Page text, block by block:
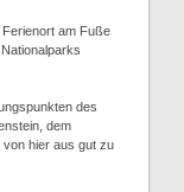
am Fuße
des
dem
hier aus gut zu